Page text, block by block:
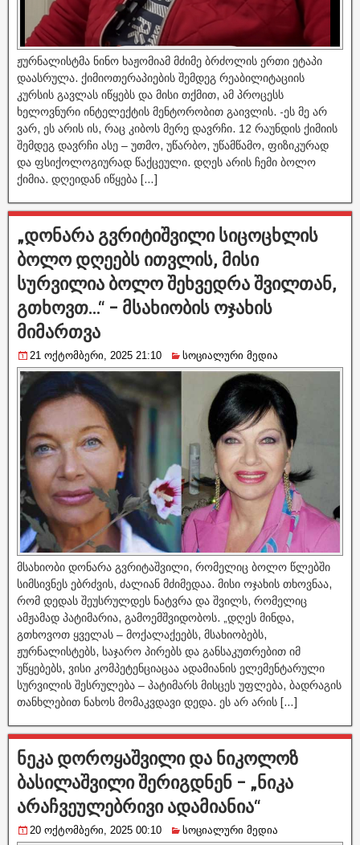
ჟურნალისტმა ნინო ხაჟომიამ მძიმე ბრძოლის ერთი ეტაპი
დაასრულა. ქიმიოთერაპიების შემდეგ რეაბილიტაციის
კურსის გავლას იწყებს და მისი თქმით, ამ პროცესს
ხელოვნური ინტელექტის მენტორობით გაივლის. -ეს მე არ
ვარ, ეს არის ის, რაც კიბოს მერე დავრჩი. 12 რაუნდის ქიმიის
შემდეგ დავრჩი ასე – უთმო, უწარბო, უწამწამო, ფიზიკურად
და ფსიქოლოგიურად წაქცეული. დღეს არის ჩემი ბოლო
ქიმია. დღეიდან იწყება […]
„დონარა გვრიტიშვილი სიცოცხლის
ბოლო დღეებს ითვლის, მისი
სურვილია ბოლო შეხვედრა შვილთან,
გთხოვთ…“ – მსახიობის ოჯახის
მიმართვა
21 ოქტომბერი, 2025 21:10 სოციალური მედია
მსახიობი დონარა გვრიტაშვილი, რომელიც ბოლო წლებში
სიმსივნეს ებრძვის, ძალიან მძიმედაა. მისი ოჯახის თხოვნაა,
რომ დედას შეუსრულდეს ნატვრა და შვილს, რომელიც
ამჟამად პატიმარია, გამოემშვიდობოს. „დღეს მინდა,
გთხოვოთ ყველას – მოქალაქეებს, მსახიობებს,
ჟურნალისტებს, საჯარო პირებს და განსაკუთრებით იმ
უწყებებს, ვისი კომპეტენციაცაა ადამიანის ელემენტარული
სურვილის შესრულება – პატიმარს მისცეს უფლება, ბადრაგის
თანხლებით ნახოს მომაკვდავი დედა. ეს არ არის […]
ნეკა დოროყაშვილი და ნიკოლოზ
ბასილაშვილი შერიგდნენ – „ნიკა
არაჩვეულებრივი ადამიანია“
20 ოქტომბერი, 2025 00:10 სოციალური მედია